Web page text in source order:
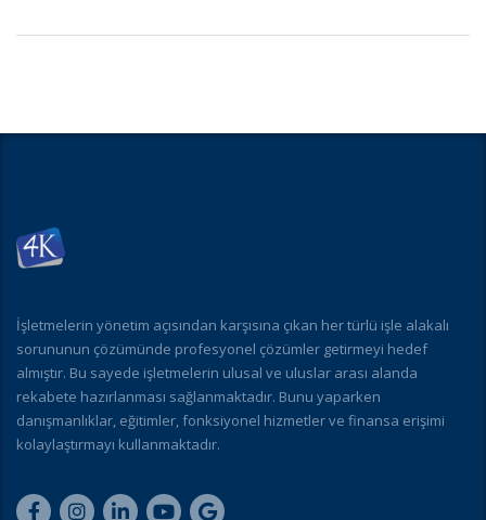
İşletmelerin yönetim açısından karşısına çıkan her türlü işle alakalı
sorununun çözümünde profesyonel çözümler getirmeyi hedef
almıştır. Bu sayede işletmelerin ulusal ve uluslar arası alanda
rekabete hazırlanması sağlanmaktadır. Bunu yaparken
danışmanlıklar, eğitimler, fonksiyonel hizmetler ve finansa erişimi
kolaylaştırmayı kullanmaktadır.